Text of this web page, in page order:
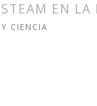
EN
CIENCIA